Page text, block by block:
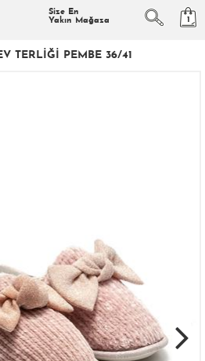
Size En
Yakın Mağaza
1
TERLIĞI PEMBE 36/41